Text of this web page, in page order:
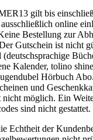
gilt bis
online
Bestellung zur
Gutschein ist nicht
Kalender, tolino
Hörbuch
und
nicht möglich. Ein
sind nicht gestattet.
Echtheit der